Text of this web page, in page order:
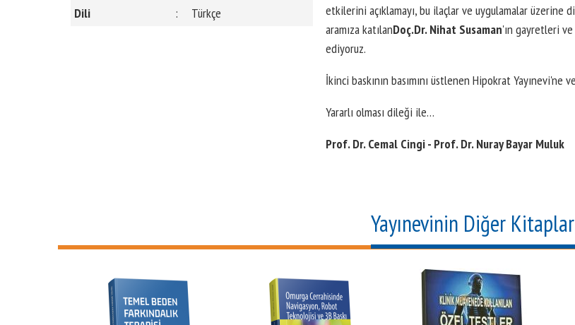
etkilerini açıklamayı, bu ilaçlar ve uygulamalar üzerine
aramıza katılanDoç.Dr. Nihat Susaman'ın gayretleri
ediyoruz.
İkinci baskının basımını üstlenen Hipokrat Yayınevi'ne
Yararlı olması dileği ile…
Prof. Dr. Cemal Cingi - Prof. Dr. Nuray Bayar Muluk
Dili
: Türkçe
Yayınevinin Diğer